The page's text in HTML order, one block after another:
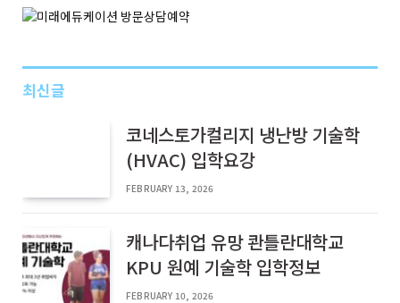
최신글
코네스토가컬리지 냉난방 기술학
(HVAC) 입학요강
FEBRUARY 13, 2026
캐나다취업 유망 콴틀란대학교
KPU 원예 기술학 입학정보
FEBRUARY 10, 2026